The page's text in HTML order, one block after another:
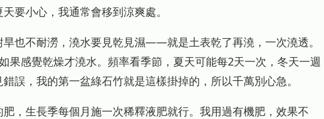
要小心，我通常會移到涼爽處。
也不耐澇，澆水要見乾見濕——就是土表乾了再澆，一次澆透。
果感覺乾燥才澆水。頻率看季節，夏天可能每2天一次，冬天一週
誤，我的第一盆綠石竹就是這樣掛掉的，所以千萬別心急。
，生長季每個月施一次稀釋液肥就行。我用過有機肥，效果不